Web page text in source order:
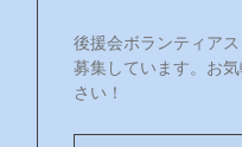
後援会ボランティア
募集しています。お
さい！